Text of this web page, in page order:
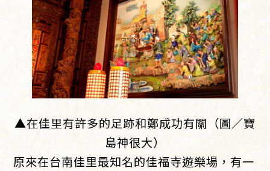
▲在佳里有許多的足跡和鄭成功有關（圖／寶
島神很大）
原來在台南佳里最知名的佳福寺遊樂場，有一